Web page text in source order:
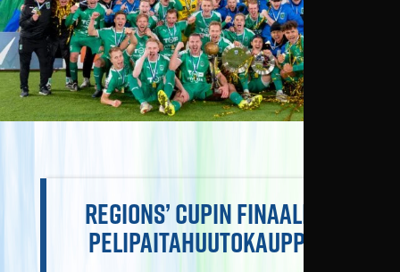
REGIONS’ CUPIN FINAALIN
PELIPAITAHUUTOKAUPPA